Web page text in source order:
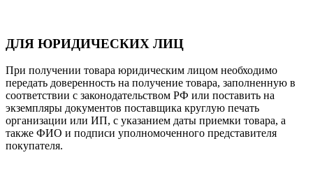
ДЛЯ ЮРИДИЧЕСКИХ ЛИЦ
При получении товара юридическим лицом необходимо
передать доверенность на получение товара, заполненную в
соответствии с законодательством РФ или поставить на
экземпляры документов поставщика круглую печать
организации или ИП, с указанием даты приемки товара, а
также ФИО и подписи уполномоченного представителя
покупателя.